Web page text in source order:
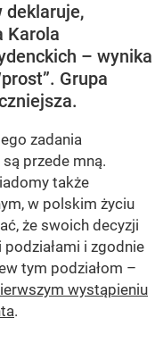
deklaruje,
Karola
– wynika
Grupa
zadania
przede mną.
także
w polskim życiu
że swoich decyzji
i zgodnie
tym podziałom –
wystąpieniu
.